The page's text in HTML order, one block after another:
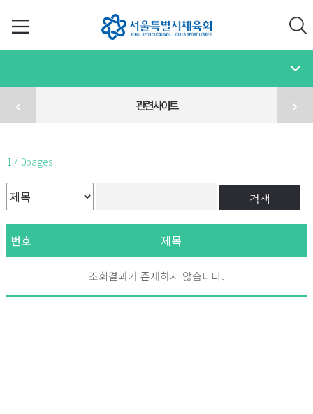
관련사이트
1 / 0pages
검색
번호 제목
조회결과가 존재하지 않습니다.